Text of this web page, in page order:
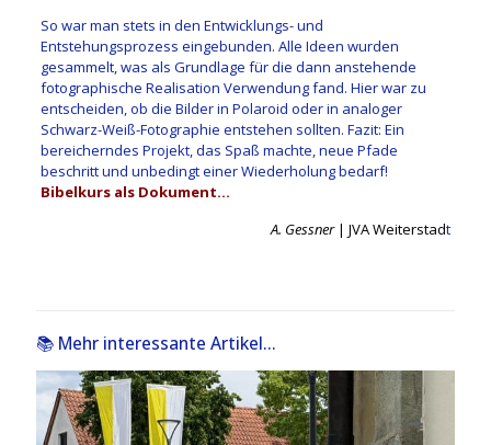
So war man stets in den Entwicklungs- und
Entstehungsprozess eingebunden. Alle Ideen wurden
gesammelt, was als Grundlage für die dann anstehende
fotographische Realisation Verwendung fand. Hier war zu
entscheiden, ob die Bilder in Polaroid oder in analoger
Schwarz-Weiß-Fotographie entstehen sollten. Fazit: Ein
bereicherndes Projekt, das Spaß machte, neue Pfade
beschritt und unbedingt einer Wiederholung bedarf!
Bibelkurs als Dokument…
A. Gessner| JVA Weiterstadt
📚 Mehr interessante Artikel...